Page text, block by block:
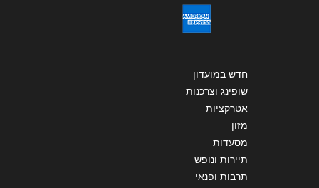
חדש במועדון
שופינג וצרכנות
אטרקציות
מזון
מסעדות
תיירות ונופש
תרבות ופנאי